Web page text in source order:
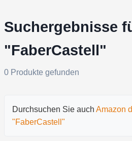
Suchergebnisse
"FaberCastell"
0 Produkte gefunden
Durchsuchen Sie auch Amazon
"FaberCastell"